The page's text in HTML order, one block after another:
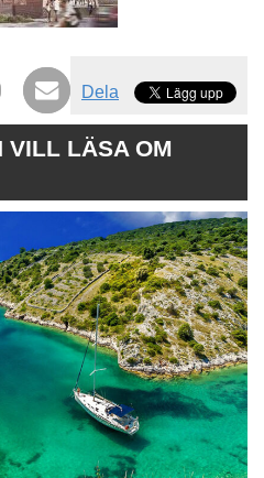
Dela
VILL LÄSA OM